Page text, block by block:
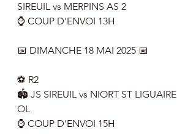
SIREUIL vs MERPINS AS 2
⌚️ COUP D'ENVOI 13H
📅 DIMANCHE 18 MAI 2025 📅
⚽️ R2
🏟 JS SIREUIL vs NIORT ST LIGUAIRE
OL
⌚️ COUP D'ENVOI 15H